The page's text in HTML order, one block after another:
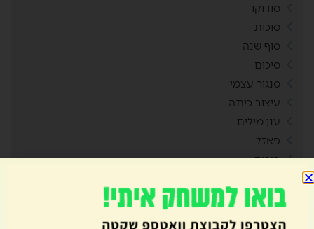
סודוקו
סוכות
סוף שנה
סיכום
סנגור עצמי
עיצוב כיתה
ענן מילים
פאזל
פורים
פיתוח חשיבה